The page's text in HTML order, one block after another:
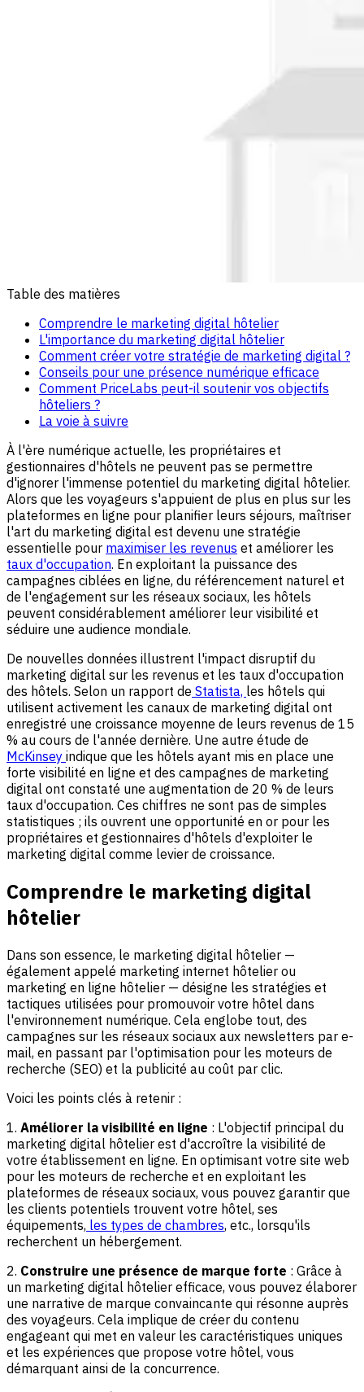
Table des matières
Comprendre le marketing digital hôtelier
L'importance du marketing digital hôtelier
Comment créer votre stratégie de marketing digital ?
Conseils pour une présence numérique efficace
Comment PriceLabs peut-il soutenir vos objectifs
hôteliers ?
La voie à suivre
À l'ère numérique actuelle, les propriétaires et
gestionnaires d'hôtels ne peuvent pas se permettre
d'ignorer l'immense potentiel du marketing digital hôtelier.
Alors que les voyageurs s'appuient de plus en plus sur les
plateformes en ligne pour planifier leurs séjours, maîtriser
l'art du marketing digital est devenu une stratégie
essentielle pour maximiser les revenus et améliorer les
taux d'occupation. En exploitant la puissance des
campagnes ciblées en ligne, du référencement naturel et
de l'engagement sur les réseaux sociaux, les hôtels
peuvent considérablement améliorer leur visibilité et
séduire une audience mondiale.
De nouvelles données illustrent l'impact disruptif du
marketing digital sur les revenus et les taux d'occupation
des hôtels. Selon un rapport de Statista, les hôtels qui
utilisent activement les canaux de marketing digital ont
enregistré une croissance moyenne de leurs revenus de 15
% au cours de l'année dernière. Une autre étude de
McKinsey indique que les hôtels ayant mis en place une
forte visibilité en ligne et des campagnes de marketing
digital ont constaté une augmentation de 20 % de leurs
taux d'occupation. Ces chiffres ne sont pas de simples
statistiques ; ils ouvrent une opportunité en or pour les
propriétaires et gestionnaires d'hôtels d'exploiter le
marketing digital comme levier de croissance.
Comprendre le marketing digital
hôtelier
Dans son essence, le marketing digital hôtelier —
également appelé marketing internet hôtelier ou
marketing en ligne hôtelier — désigne les stratégies et
tactiques utilisées pour promouvoir votre hôtel dans
l'environnement numérique. Cela englobe tout, des
campagnes sur les réseaux sociaux aux newsletters par e-
mail, en passant par l'optimisation pour les moteurs de
recherche (SEO) et la publicité au coût par clic.
Voici les points clés à retenir :
1. Améliorer la visibilité en ligne : L'objectif principal du
marketing digital hôtelier est d'accroître la visibilité de
votre établissement en ligne. En optimisant votre site web
pour les moteurs de recherche et en exploitant les
plateformes de réseaux sociaux, vous pouvez garantir que
les clients potentiels trouvent votre hôtel, ses
équipements, les types de chambres, etc., lorsqu'ils
recherchent un hébergement.
2. Construire une présence de marque forte : Grâce à
un marketing digital hôtelier efficace, vous pouvez élaborer
une narrative de marque convaincante qui résonne auprès
des voyageurs. Cela implique de créer du contenu
engageant qui met en valeur les caractéristiques uniques
et les expériences que propose votre hôtel, vous
démarquant ainsi de la concurrence.